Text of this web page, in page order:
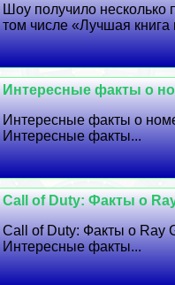
Шоу получило несколько
том числе «Лучшая книга
Интересные факты о
Интересные факты о
Интересные факты...
Call of Duty: Факты о
Call of Duty: Факты о Ray
Интересные факты...